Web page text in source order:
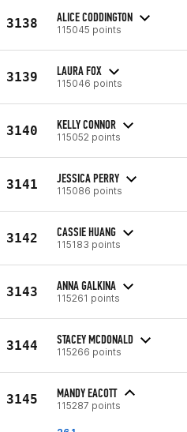
3138 ALICE CODDINGTON
115045 points
3139 LAURA FOX
115046 points
3140 KELLY CONNOR
115052 points
3141 JESSICA PERRY
115086 points
3142 CASSIE HUANG
115183 points
3143 ANNA GALKINA
115261 points
3144 STACEY MCDONALD
115266 points
3145 MANDY EACOTT
115287 points